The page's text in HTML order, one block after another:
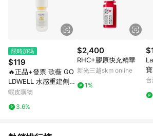
限時加碼
$119
🔥正品+發票 歌薇 GO
LDWELL 水感重建劑
光感重建劑 18ml 🥀CA
蝦皮購物
3.6%
$2,400
RHC+膠原快充精華
新光三越skm online
1%